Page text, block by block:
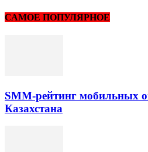
САМОЕ ПОПУЛЯРНОЕ
SMM-рейтинг мобильных
Казахстана